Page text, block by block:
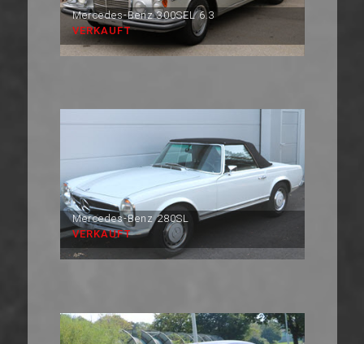
Mercedes-Benz 300SEL 6.3
VERKAUFT
Mercedes-Benz 280SL
VERKAUFT